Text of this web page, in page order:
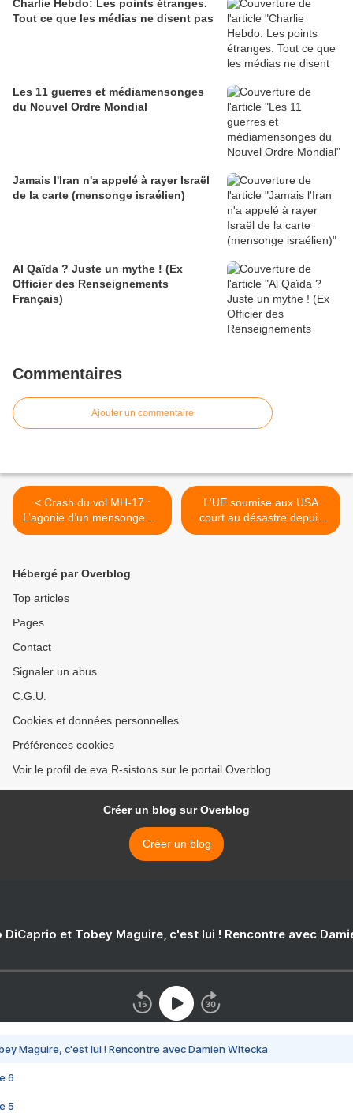
Charlie Hebdo: Les points étranges.
Tout ce que les médias ne disent pas
Les 11 guerres et médiamensonges
du Nouvel Ordre Mondial
Jamais l'Iran n'a appelé à rayer Israël
de la carte (mensonge israélien)
Al Qaïda ? Juste un mythe ! (Ex
Officier des Renseignements
Français)
Commentaires
Ajouter un commentaire
< Crash du vol MH-17 :
L’agonie d’un mensonge (et
silence médias !)
L'UE soumise aux USA
court au désastre depuis
son appui à Kiev >
Hébergé par Overblog
Top articles
Pages
Contact
Signaler un abus
C.G.U.
Cookies et données personnelles
Préférences cookies
Voir le profil de eva R-sistons sur le portail Overblog
Créer un blog sur Overblog
Créer un blog
DiCaprio et Tobey Maguire, c'est lui ! Rencontre avec
Maguire, c'est lui ! Rencontre avec Damien Witecka
6
5